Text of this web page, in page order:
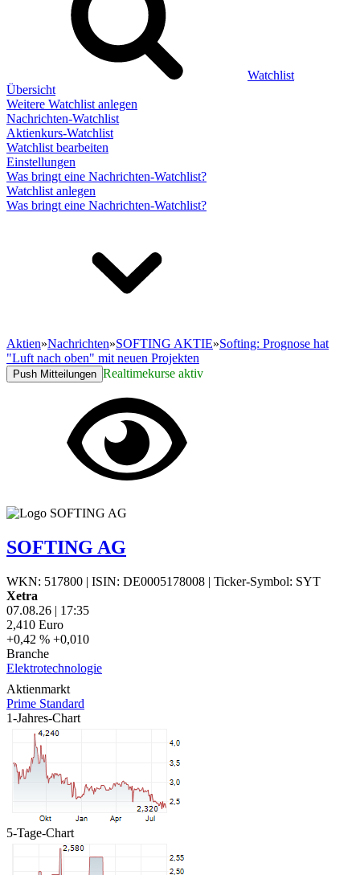
Watchlist
Übersicht
Weitere Watchlist anlegen
Nachrichten-Watchlist
Aktienkurs-Watchlist
Watchlist bearbeiten
Einstellungen
Was bringt eine Nachrichten-Watchlist?
Watchlist anlegen
Was bringt eine Nachrichten-Watchlist?
Aktien»Nachrichten»SOFTING AKTIE»Softing: Prognose hat
"Luft nach oben" mit neuen Projekten
Push Mitteilungen Realtimekurse aktiv
SOFTING AG
WKN: 517800 | ISIN: DE0005178008 | Ticker-Symbol: SYT
Xetra
07.08.26 | 17:35
2,410 Euro
+0,42 % +0,010
Branche
Elektrotechnologie
Aktienmarkt
Prime Standard
1-Jahres-Chart
5-Tage-Chart